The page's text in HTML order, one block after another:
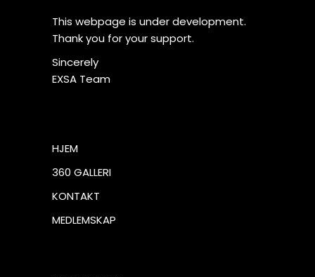
This webpage is under development.
Thank you for your support.
Sincerely
EXSA Team
HJEM
360 GALLERI
KONTAKT
MEDLEMSKAP